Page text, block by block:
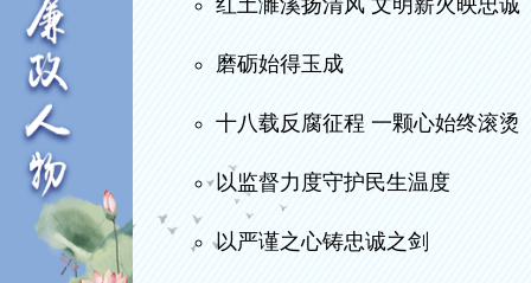
红土濉溪扬清风 文明薪火映忠诚
磨砺始得玉成
十八载反腐征程 一颗心始终滚烫
以监督力度守护民生温度
以严谨之心铸忠诚之剑